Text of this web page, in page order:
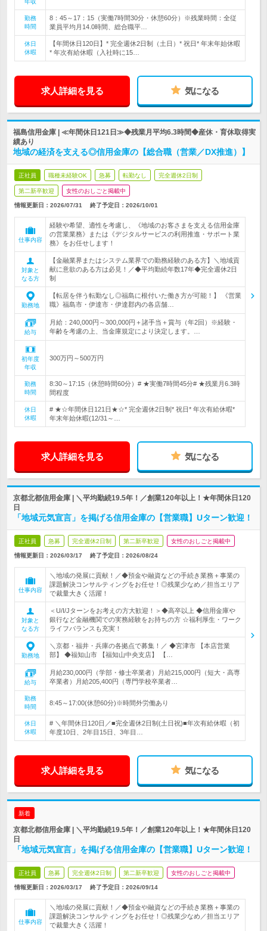
年収
勤務
時間
8：45～17：15（実働7時間30分・休憩60分）※残業時間：全従
業員平均月14.0時間、総合職平…
休日
休暇
【年間休日120日】* 完全週休2日制（土日）* 祝日* 年末年始休暇
* 年次有給休暇（入社時に15…
求人詳細を見る 気になる
福島信用金庫 | ≪年間休日121日≫◆残業月平均6.3時間◆産休・育休取得実
績あり
地域の経済を支える◎信用金庫の【総合職（営業／DX推進）】
正社員 職種未経験OK 急募 転勤なし 完全週休2日制
第二新卒歓迎 女性のおしごと掲載中
情報更新日：2026/07/31 終了予定日： 2026/10/01
仕事内容
経験や希望、適性を考慮し、《地域のお客さまを支える信用金庫
の営業業務》または《デジタルサービスの利用推進・サポート業
務》をお任せします！
対象と
なる方
【金融業界またはシステム業界での勤務経験のある方】＼地域貢
献に意欲のある方は必見！／◆平均勤続年数17年◆完全週休2日
制
勤務地
【転居を伴う転勤なし◎福島に根付いた働き方が可能！】 《営業
職》福島市・伊達市・伊達郡内の各店舗…
給与
月給：240,000円～300,000円＋諸手当＋賞与（年2回）※経験・
年齢を考慮の上、当金庫規定により決定します。…
初年度
年収
300万円～500万円
勤務
時間
8:30～17:15（休憩時間60分）# ★実働7時間45分# ★残業月6.3時
間程度
休日
休暇
# ★☆年間休日121日★☆* 完全週休2日制* 祝日* 年次有給休暇*
年末年始休暇(12/31～…
求人詳細を見る 気になる
京都北都信用金庫 | ＼平均勤続19.5年！／創業120年以上！★年間休日120
日
「地域元気宣言」を掲げる信用金庫の【営業職】Uターン歓迎！
正社員 急募 完全週休2日制 第二新卒歓迎 女性のおしごと掲載中
情報更新日：2026/03/17 終了予定日： 2026/08/24
仕事内容
＼地域の発展に貢献！／◆預金や融資などの手続き業務＋事業の
課題解決コンサルティングをお任せ！◎残業少なめ／担当エリア
で裁量大きく活躍！
対象と
なる方
＜U/I/Jターンをお考えの方大歓迎！＞◆高卒以上 ◆信用金庫や
銀行など金融機関での実務経験をお持ちの方 ☆福利厚生・ワーク
ライフバランスも充実！
勤務地
＼京都・福井・兵庫の各拠点で募集！／ ◆宮津市 【本店営業
部】 ◆福知山市 【福知山中央支店】 【…
給与
月給230,000円（学部・修士卒業者）月給215,000円（短大・高専
卒業者）月給205,400円（専門学校卒業者…
勤務
時間
8:45～17:00(休憩60分)※時間外労働あり
休日
休暇
# ＼年間休日120日／■完全週休2日制(土日祝)■年次有給休暇（初
年度10日、2年目15日、3年目…
求人詳細を見る 気になる
新着
京都北都信用金庫 | ＼平均勤続19.5年！／創業120年以上！★年間休日120
日
「地域元気宣言」を掲げる信用金庫の【営業職】Uターン歓迎！
正社員 急募 完全週休2日制 第二新卒歓迎 女性のおしごと掲載中
情報更新日：2026/03/17 終了予定日： 2026/09/14
仕事内容
＼地域の発展に貢献！／◆預金や融資などの手続き業務＋事業の
課題解決コンサルティングをお任せ！◎残業少なめ／担当エリア
で裁量大きく活躍！